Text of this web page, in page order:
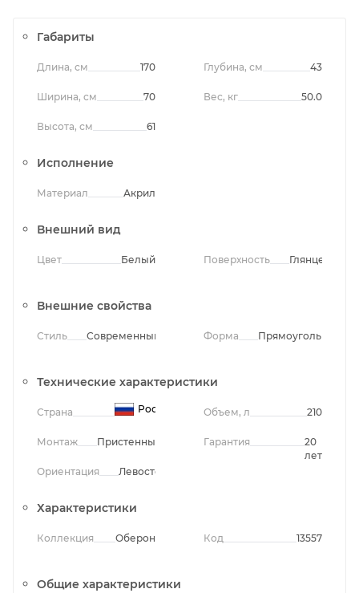
Габариты
Длина, см 170
Ширина, см 70
Высота, см 61
Глубина, см 43
Вес, кг 50.0
Исполнение
Материал Акрил
Внешний вид
Цвет Белый Поверхность Глянцевая
Внешние свойства
Стиль Современный Форма Прямоугольная
Технические характеристики
Страна Россия
Монтаж Пристенный
Ориентация Левосторонняя
Объем, л 210
Гарантия
20
лет
Характеристики
Коллекция Оберон Код 13557
Общие характеристики